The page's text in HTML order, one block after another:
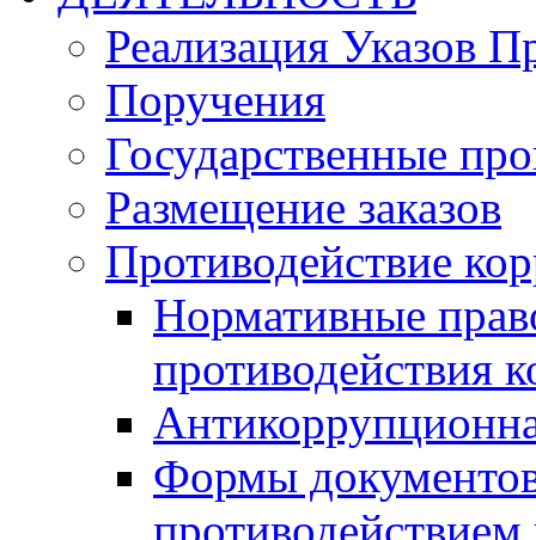
Реализация Указов
Поручения
Государственные
Размещение заказов
Противодействие
Нормативные
противодействия
Формы